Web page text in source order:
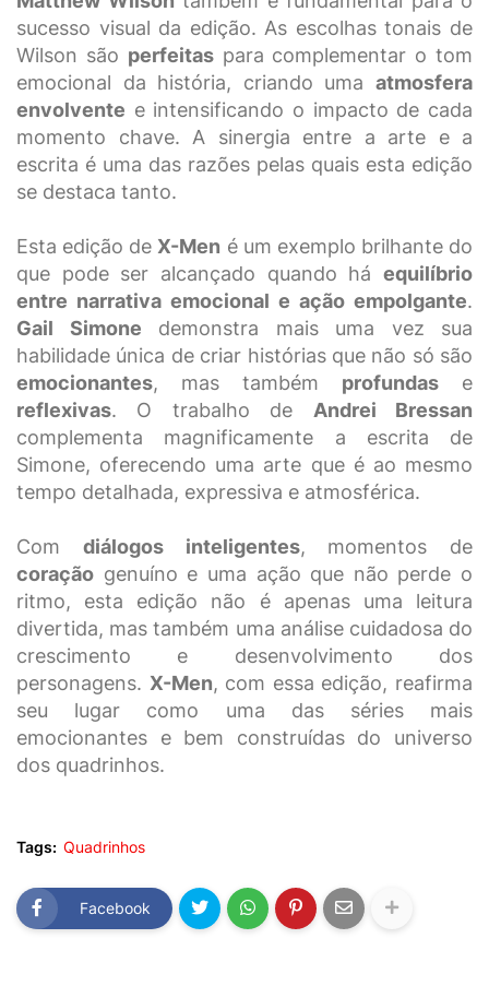
sucesso visual da edição. As escolhas tonais de
Wilson são perfeitaspara complementar o tom
emocional da história, criando uma atmosfera
envolvente e intensificando o impacto de cada
momento chave. A sinergia entre a arte e a
escrita é uma das razões pelas quais esta edição
se destaca tanto.
Esta edição de X-Men é um exemplo brilhante do
que pode ser alcançado quando há equilíbrio
entre narrativa emocional e ação empolgante.
Gail Simone demonstra mais uma vez sua
habilidade única de criar histórias que não só são
emocionantes, mas também profundas e
reflexivas. O trabalho de Andrei Bressan
complementa magnificamente a escrita de
Simone, oferecendo uma arte que é ao mesmo
tempo detalhada, expressiva e atmosférica.
Com diálogos inteligentes, momentos de
coração genuíno e uma ação que não perde o
ritmo, esta edição não é apenas uma leitura
divertida, mas também uma análise cuidadosa do
crescimento e desenvolvimento dos
personagens. X-Men, com essa edição, reafirma
seu lugar como uma das séries mais
emocionantes e bem construídas do universo
dos quadrinhos.
Tags: Quadrinhos
Facebook